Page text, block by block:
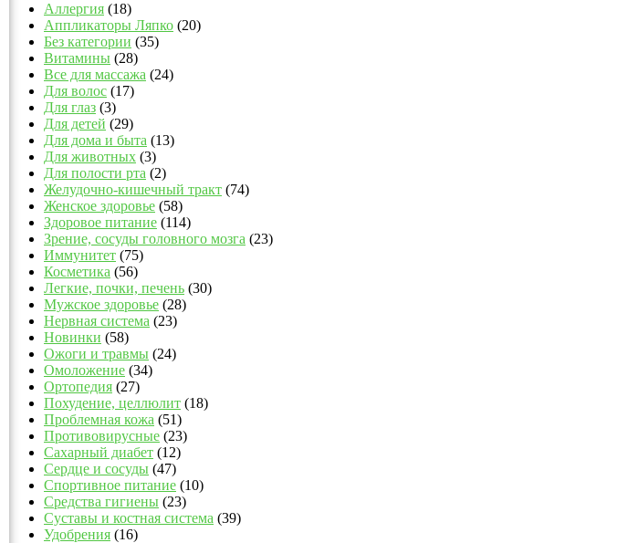
Аллергия (18)
Аппликаторы Ляпко (20)
Без категории (35)
Витамины (28)
Все для массажа (24)
Для волос (17)
Для глаз (3)
Для детей (29)
Для дома и быта (13)
Для животных (3)
Для полости рта (2)
Желудочно-кишечный тракт (74)
Женское здоровье (58)
Здоровое питание (114)
Зрение, сосуды головного мозга (23)
Иммунитет (75)
Косметика (56)
Легкие, почки, печень (30)
Мужское здоровье (28)
Нервная система (23)
Новинки (58)
Ожоги и травмы (24)
Омоложение (34)
Ортопедия (27)
Похудение, целлюлит (18)
Проблемная кожа (51)
Противовирусные (23)
Сахарный диабет (12)
Сердце и сосуды (47)
Спортивное питание (10)
Средства гигиены (23)
Суставы и костная система (39)
Удобрения (16)